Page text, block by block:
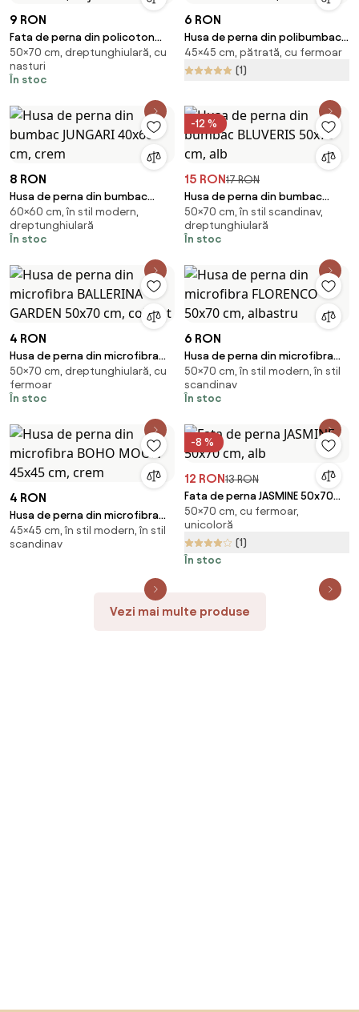
9 RON
Fata de perna din policoton
DANIELA POLY 50x70 cm, bej
50×70 cm, dreptunghiulară, cu
nasturi
În stoc
6 RON
Husa de perna din polibumbac
GREEN TREES POLY 45x45 cm,
verde
45×45 cm, pătrată, cu fermoar
(1)
8 RON
Husa de perna din bumbac
JUNGARI 40x60 cm, crem
60×60 cm, în stil modern,
dreptunghiulară
În stoc
-12 %
15 RON17 RON
Husa de perna din bumbac
BLUVERIS 50x70 cm, alb
50×70 cm, în stil scandinav,
dreptunghiulară
În stoc
4 RON
Husa de perna din microfibra
BALLERINA GARDEN 50x70 cm,
colorat
50×70 cm, dreptunghiulară, cu
fermoar
În stoc
6 RON
Husa de perna din microfibra
FLORENCO 50x70 cm, albastru
50×70 cm, în stil modern, în stil
scandinav
În stoc
4 RON
Husa de perna din microfibra
BOHO MOON 45x45 cm, crem
45×45 cm, în stil modern, în stil
scandinav
-8 %
12 RON13 RON
Fata de perna JASMINE 50x70
cm, alb
50×70 cm, cu fermoar,
unicoloră
(1)
În stoc
Vezi mai multe produse